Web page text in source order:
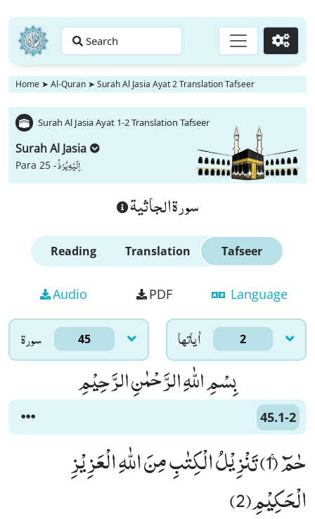
Search Go
Home ➤ Al-Quran ➤ Surah Al Jasia Ayat 2 Translation Tafseer
Surah Al Jasia Ayat 1-2 Translation Tafseer
Surah Al Jasia
Para 25 -اِلَیْهِ یُرَدُّ
سورة الجاثية
Reading Translation Tafseer
Audio PDF Language
سورۃ 45 اٰياتها 2
بِسْمِ اللّٰهِ الرَّحْمٰنِ الرَّحِیْمِ
45.1-2
حٰمٓۚ (1) تَنْزِیْلُ الْكِتٰبِ مِنَ اللّٰهِ الْعَزِیْزِ
الْحَكِیْمِ(2)